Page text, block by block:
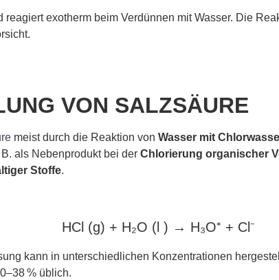
reagiert exotherm beim Verdünnen mit Wasser. Die
VON SALZSÄURE
meist durch die Reaktion von Wasser mit
als Nebenprodukt bei der Chlorierung organischer
Stoffe.
HCl (g) + H₂O (l ) → H₃O⁺ + Cl⁻
kann in unterschiedlichen Konzentrationen
% üblich.